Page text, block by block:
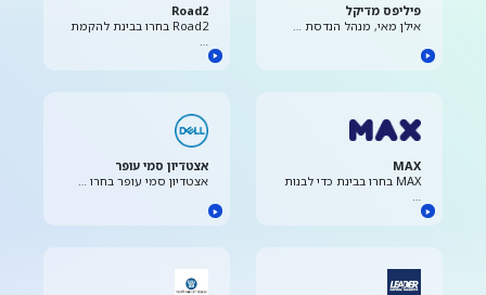
פיליפס מדיקל
אילן מאי, מנהל הנדסת …
Road2
Road2 בחרו בבינת להקמת
MAX
MAX בחרו בבינת כדי לבנות
אצטדיון סמי עופר
אצטדיון סמי עופר בחרו …